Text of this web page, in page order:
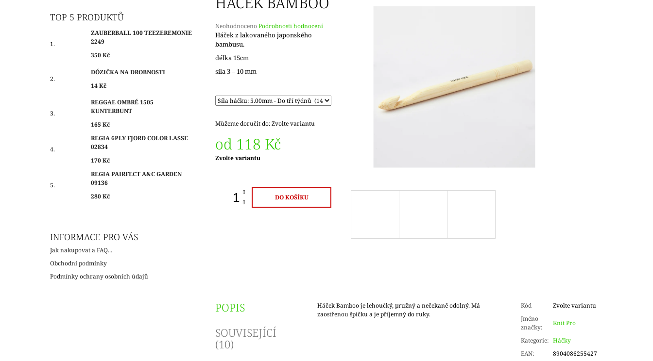
TOP 5 PRODUKTŮ
ZAUBERBALL 100 TEEZEREMONIE
2249
350 Kč
DÓZIČKA NA DROBNOSTI
14 Kč
REGGAE OMBRÉ 1505
KUNTERBUNT
165 Kč
REGIA 6PLY FJORD COLOR LASSE
02834
170 Kč
REGIA PAIRFECT A&C GARDEN
09136
280 Kč
INFORMACE PRO VÁS
Jak nakupovat a FAQ...
Obchodní podmínky
Podmínky ochrany osobních údajů
Průměrné
hodnocení
produktu
0,0
z
NeohodnocenoPodrobnosti hodnocení
Háček z lakovaného japonského
bambusu.
délka 15cm
síla 3 – 10 mm
Můžeme doručit do:Zvolte variantu
od 118 Kč
Měrná
Zvolte variantu
DO KOŠÍKU
POPIS
SOUVISEJÍCÍ
(10)
Háček Bamboo je lehoučký, pružný a nečekaně odolný. Má
zaostřenou špičku a je příjemný do ruky.
Kód
Zvolte variantu
Jméno
značky:
Knit Pro
Kategorie: Háčky
EAN: 8904086255427